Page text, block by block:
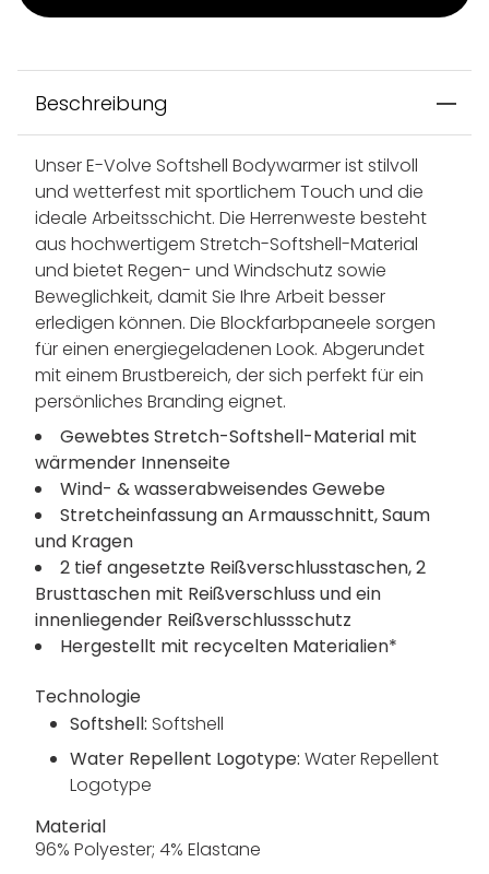
Beschreibung
Unser E-Volve Softshell Bodywarmer ist stilvoll
und wetterfest mit sportlichem Touch und die
ideale Arbeitsschicht. Die Herrenweste besteht
aus hochwertigem Stretch-Softshell-Material
und bietet Regen- und Windschutz sowie
Beweglichkeit, damit Sie Ihre Arbeit besser
erledigen können. Die Blockfarbpaneele sorgen
für einen energiegeladenen Look. Abgerundet
mit einem Brustbereich, der sich perfekt für ein
persönliches Branding eignet.
Gewebtes Stretch-Softshell-Material mit
wärmender Innenseite
Wind- & wasserabweisendes Gewebe
Stretcheinfassung an Armausschnitt, Saum
und Kragen
2 tief angesetzte Reißverschlusstaschen, 2
Brusttaschen mit Reißverschluss und ein
innenliegender Reißverschlussschutz
Hergestellt mit recycelten Materialien*
Technologie
Softshell: Softshell
Water Repellent Logotype: Water Repellent
Logotype
Material
96% Polyester; 4% Elastane